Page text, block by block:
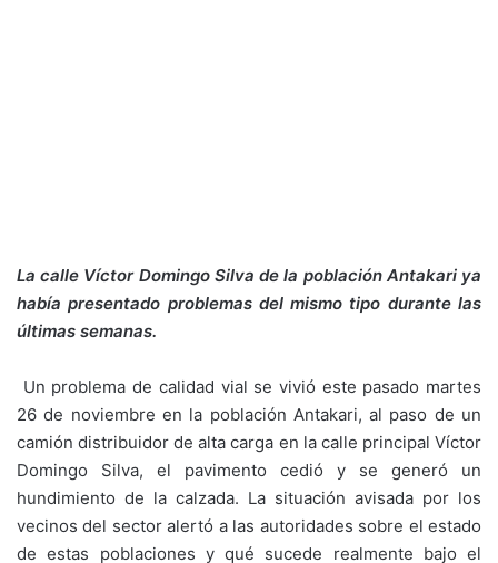
La calle Víctor Domingo Silva de la población Antakari ya
había presentado problemas del mismo tipo durante las
últimas semanas.
Un problema de calidad vial se vivió este pasado martes
26 de noviembre en la población Antakari, al paso de un
camión distribuidor de alta carga en la calle principal Víctor
Domingo Silva, el pavimento cedió y se generó un
hundimiento de la calzada. La situación avisada por los
vecinos del sector alertó a las autoridades sobre el estado
de estas poblaciones y qué sucede realmente bajo el